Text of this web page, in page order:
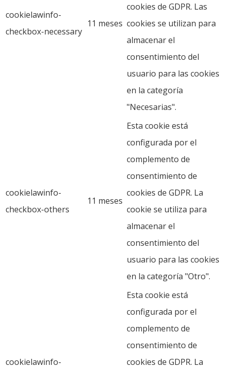
cookielawinfo-
checkbox-necessary
11 meses
cookies de GDPR. Las
cookies se utilizan para
almacenar el
consentimiento del
usuario para las cookies
en la categoría
"Necesarias".
cookielawinfo-
checkbox-others
11 meses
Esta cookie está
configurada por el
complemento de
consentimiento de
cookies de GDPR. La
cookie se utiliza para
almacenar el
consentimiento del
usuario para las cookies
en la categoría "Otro".
cookielawinfo-
Esta cookie está
configurada por el
complemento de
consentimiento de
cookies de GDPR. La